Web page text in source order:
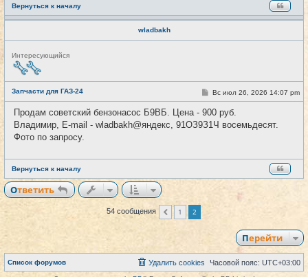
Вернуться к началу
wladbakh
Н
е
в
т
и
Интересующийся
Запчасти для ГАЗ-24 #54
С
о
о
б
щ
е
Вс июл 26, 2026 14:07 pm
Продам советский бензонасос Б9ВБ. Цена - 900 руб.
Владимир, E-mail - wladbakh@яндекс, 91ОЗ9З1Ч восемьдесят.
Фото по запросу.
Вернуться к началу
Ответить
54 сообщения Пред.
1 2
Перейти
Список форумов Часовой пояс: UTC+03:00
Удалить cookies